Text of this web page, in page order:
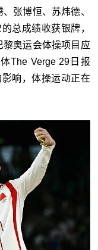
张博恒、苏炜德、
总成绩收获银牌，
黎奥运会体操项目应
The Verge 29日报
响，体操运动正在